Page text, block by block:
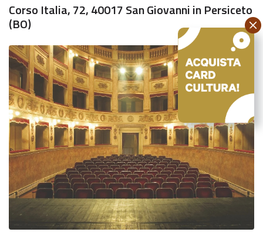
Corso Italia, 72, 40017 San Giovanni in Persiceto
(BO)